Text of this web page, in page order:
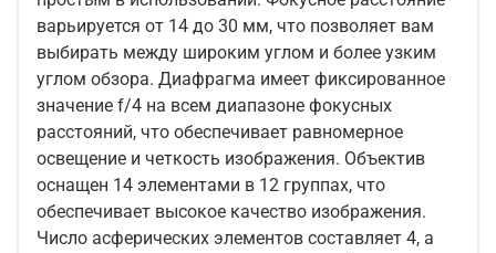
варьируется от 14 до 30 мм, что позволяет вам
выбирать между широким углом и более узким
углом обзора. Диафрагма имеет фиксированное
значение f/4 на всем диапазоне фокусных
расстояний, что обеспечивает равномерное
освещение и четкость изображения. Объектив
оснащен 14 элементами в 12 группах, что
обеспечивает высокое качество изображения.
Число асферических элементов составляет 4, а